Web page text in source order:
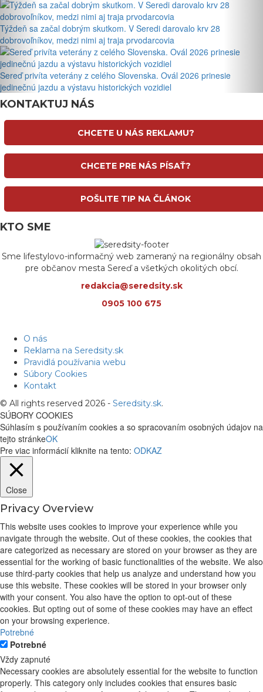
Týždeň sa začal dobrým skutkom. V Seredi darovalo krv 28
dobrovoľníkov, medzi nimi aj traja prvodarcovia
Sereď privíta veterány z celého Slovenska. Ovál 2026 prinesie
jedinečnú jazdu a výstavu historických vozidiel
KONTAKTUJ NÁS
CHCETE U NÁS REKLAMU?
CHCETE PRE NÁS PÍSAŤ?
POŠLITE TIP NA ČLÁNOK
KTO SME
Sme lifestylovo-informačný web zameraný na regionálny obsah
pre občanov mesta Sereď a všetkých okolitých obcí.
redakcia@seredsity.sk
0905 100 675
O nás
Reklama na Seredsity.sk
Pravidlá používania webu
Súbory Cookies
Kontakt
© All rights reserved 2026 - Seredsity.sk.
SÚBORY COOKIES
Súhlasím s používaním cookies a so spracovaním osobných údajov na
tejto stránkeOK
Pre viac informácií kliknite na tento: ODKAZ
Close
Privacy Overview
This website uses cookies to improve your experience while you
navigate through the website. Out of these cookies, the cookies that
are categorized as necessary are stored on your browser as they are
essential for the working of basic functionalities of the website. We also
use third-party cookies that help us analyze and understand how you
use this website. These cookies will be stored in your browser only
with your consent. You also have the option to opt-out of these
cookies. But opting out of some of these cookies may have an effect
on your browsing experience.
Potrebné
Potrebné
Vždy zapnuté
Necessary cookies are absolutely essential for the website to function
properly. This category only includes cookies that ensures basic